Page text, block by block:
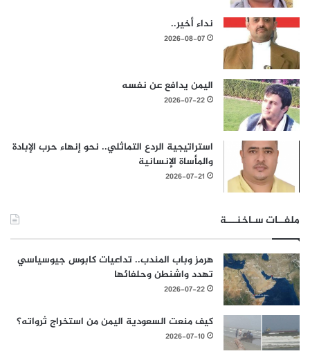
نداء أخير..
2026-08-07
اليمن يدافع عن نفسه
2026-07-22
استراتيجية الردع التماثلي.. نحو إنهاء حرب الإبادة
والمأساة الإنسانية
2026-07-21
ملفــات سـاخنـــة
هرمز وباب المندب.. تداعيات كابوس جيوسياسي
تهدد واشنطن وحلفائها
2026-07-22
كيف منعت السعودية اليمن من استخراج ثرواته؟
2026-07-10